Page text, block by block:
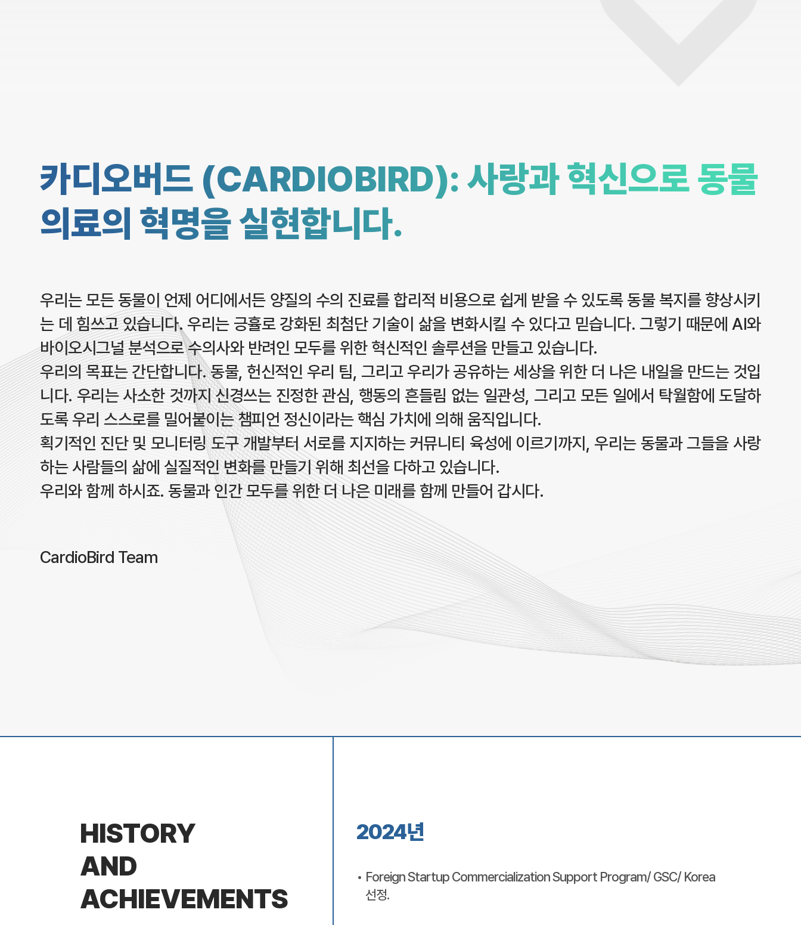
카디오버드 (CARDIOBIRD): 사랑과 혁신으로 동물
의료의 혁명을 실현합니다.
우리는 모든 동물이 언제 어디에서든 양질의 수의 진료를 합리적 비용으로 쉽게 받을 수 있도록 동물 복지를 향상시키
는 데 힘쓰고 있습니다. 우리는 긍휼로 강화된 최첨단 기술이 삶을 변화시킬 수 있다고 믿습니다. 그렇기 때문에 AI와
바이오시그널 분석으로 수의사와 반려인 모두를 위한 혁신적인 솔루션을 만들고 있습니다.
우리의 목표는 간단합니다. 동물, 헌신적인 우리 팀, 그리고 우리가 공유하는 세상을 위한 더 나은 내일을 만드는 것입
니다. 우리는 사소한 것까지 신경쓰는 진정한 관심, 행동의 흔들림 없는 일관성, 그리고 모든 일에서 탁월함에 도달하
도록 우리 스스로를 밀어붙이는 챔피언 정신이라는 핵심 가치에 의해 움직입니다.
획기적인 진단 및 모니터링 도구 개발부터 서로를 지지하는 커뮤니티 육성에 이르기까지, 우리는 동물과 그들을 사랑
하는 사람들의 삶에 실질적인 변화를 만들기 위해 최선을 다하고 있습니다.
우리와 함께 하시죠. 동물과 인간 모두를 위한 더 나은 미래를 함께 만들어 갑시다.
CardioBird Team
HISTORY
AND
ACHIEVEMENTS
2024년
Foreign Startup Commercialization Support Program/ GSC/ Korea
선정.